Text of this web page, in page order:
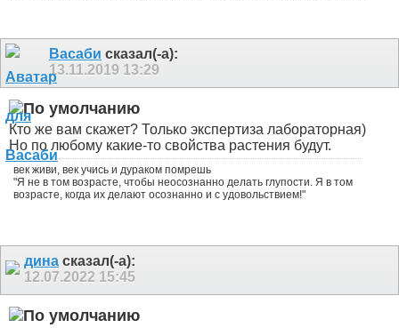
Васаби сказал(-а):
13.11.2019 13:29
Кто же вам скажет? Только экспертиза лабораторная)
Но по любому какие-то свойства растения будут.
век живи, век учись и дураком помрешь
"Я не в том возрасте, чтобы неосознанно делать глупости. Я в том
возрасте, когда их делают осознанно и с удовольствием!"
дина сказал(-а):
12.07.2022 15:45